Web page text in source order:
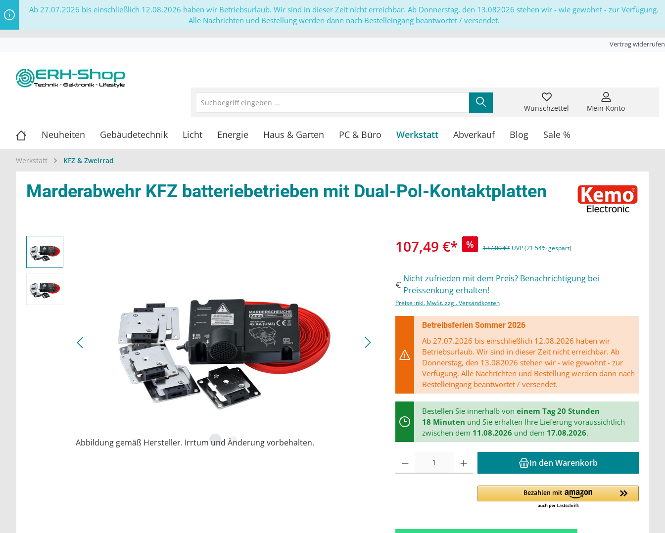
Ab 27.07.2026 bis einschließlich 12.08.2026 haben wir Betriebsurlaub. Wir sind in dieser Zeit nicht erreichbar. Ab Donnerstag, den 13.082026 stehen wir - wie gewohnt - zur Verfügung.
Alle Nachrichten und Bestellung werden dann nach Bestelleingang beantwortet / versendet.
Vertrag widerrufen
Wunschzettel Mein Konto
Neuheiten Gebäudetechnik Licht Energie Haus & Garten PC & Büro Werkstatt Abverkauf Blog Sale %
Werkstatt KFZ & Zweirrad
Marderabwehr KFZ batteriebetrieben mit Dual-Pol-Kontaktplatten
Abbildung gemäß Hersteller. Irrtum und Änderung vorbehalten.
107,49 €* % 137,00 €* UVP (21.54% gespart)
Nicht zufrieden mit dem Preis? Benachrichtigung bei
Preissenkung erhalten!
Preise inkl. MwSt. zzgl. Versandkosten
Betreibsferien Sommer 2026
Ab 27.07.2026 bis einschließlich 12.08.2026 haben wir
Betriebsurlaub. Wir sind in dieser Zeit nicht erreichbar. Ab
Donnerstag, den 13.082026 stehen wir - wie gewohnt - zur
Verfügung. Alle Nachrichten und Bestellung werden dann nach
Bestelleingang beantwortet / versendet.
Bestellen Sie innerhalb von einem Tag 20 Stunden
18 Minuten und Sie erhalten Ihre Lieferung voraussichtlich
zwischen dem 11.08.2026 und dem 17.08.2026.
In den Warenkorb